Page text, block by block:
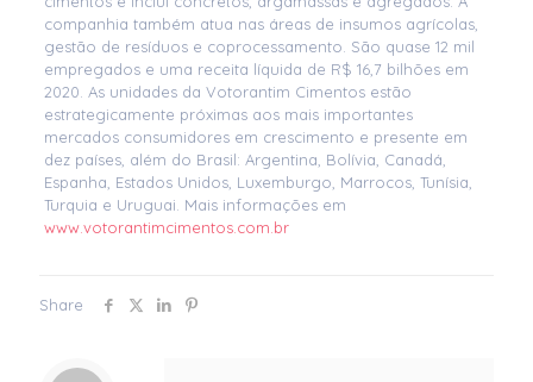
companhia também atua nas áreas de insumos agrícolas,
gestão de resíduos e coprocessamento. São quase 12 mil
empregados e uma receita líquida de R$ 16,7 bilhões em
2020. As unidades da Votorantim Cimentos estão
estrategicamente próximas aos mais importantes
mercados consumidores em crescimento e presente em
dez países, além do Brasil: Argentina, Bolívia, Canadá,
Espanha, Estados Unidos, Luxemburgo, Marrocos, Tunísia,
Turquia e Uruguai. Mais informações em
www.votorantimcimentos.com.br
Share